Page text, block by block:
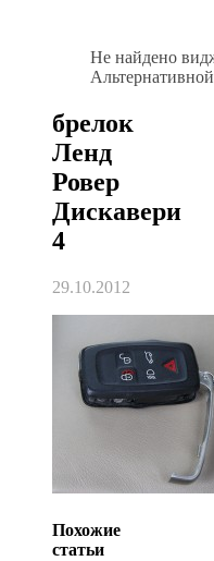
Не найдено
брелок
Ленд
Ровер
Дискавери
4
29.10.2012
Похожие
статьи